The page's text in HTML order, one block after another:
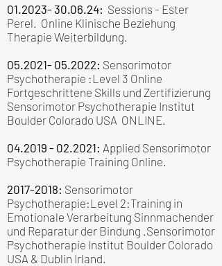
01.2023- 30.06.24: Sessions - Ester
Perel. Online Klinische Beziehung
Therapie Weiterbildung.
05.2021- 05.2022: Sensorimotor
Psychotherapie :Level 3 Online
Fortgeschrittene Skills und Zertifizierung
Sensorimotor Psychotherapie Institut
Boulder Colorado USA ONLINE.
04.2019 - 02.2021: Applied Sensorimotor
Psychotherapie Training Online.
2017-2018: Sensorimotor
Psychotherapie:Level 2:Training in
Emotionale Verarbeitung Sinnmachender
und Reparatur der Bindung .Sensorimotor
Psychotherapie Institut Boulder Colorado
USA & Dublin Irland.